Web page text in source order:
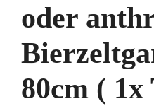
oder
80cm ( 1x